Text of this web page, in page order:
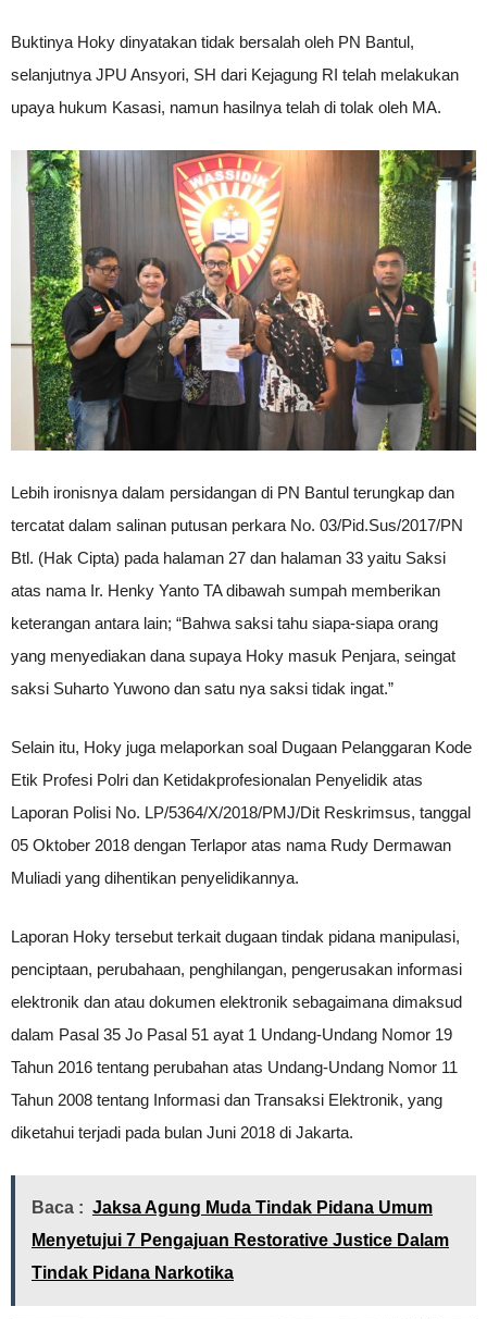
Buktinya Hoky dinyatakan tidak bersalah oleh PN Bantul,
selanjutnya JPU Ansyori, SH dari Kejagung RI telah melakukan
upaya hukum Kasasi, namun hasilnya telah di tolak oleh MA.
Lebih ironisnya dalam persidangan di PN Bantul terungkap dan
tercatat dalam salinan putusan perkara No. 03/Pid.Sus/2017/PN
Btl. (Hak Cipta) pada halaman 27 dan halaman 33 yaitu Saksi
atas nama Ir. Henky Yanto TA dibawah sumpah memberikan
keterangan antara lain; “Bahwa saksi tahu siapa-siapa orang
yang menyediakan dana supaya Hoky masuk Penjara, seingat
saksi Suharto Yuwono dan satu nya saksi tidak ingat.”
Selain itu, Hoky juga melaporkan soal Dugaan Pelanggaran Kode
Etik Profesi Polri dan Ketidakprofesionalan Penyelidik atas
Laporan Polisi No. LP/5364/X/2018/PMJ/Dit Reskrimsus, tanggal
05 Oktober 2018 dengan Terlapor atas nama Rudy Dermawan
Muliadi yang dihentikan penyelidikannya.
Laporan Hoky tersebut terkait dugaan tindak pidana manipulasi,
penciptaan, perubahaan, penghilangan, pengerusakan informasi
elektronik dan atau dokumen elektronik sebagaimana dimaksud
dalam Pasal 35 Jo Pasal 51 ayat 1 Undang-Undang Nomor 19
Tahun 2016 tentang perubahan atas Undang-Undang Nomor 11
Tahun 2008 tentang Informasi dan Transaksi Elektronik, yang
diketahui terjadi pada bulan Juni 2018 di Jakarta.
Baca : Jaksa Agung Muda Tindak Pidana Umum
Menyetujui 7 Pengajuan Restorative Justice Dalam
Tindak Pidana Narkotika